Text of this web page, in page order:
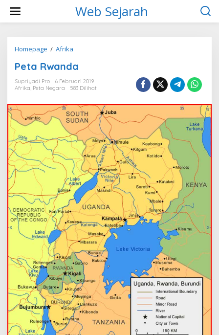
w
Web Sejarah
Homepage / Afrika
t
R
w
n
d
Peta Rwanda
Supriyadi Pro
6 Februari 2019
Afrika, Peta Negara 583 Dilihat